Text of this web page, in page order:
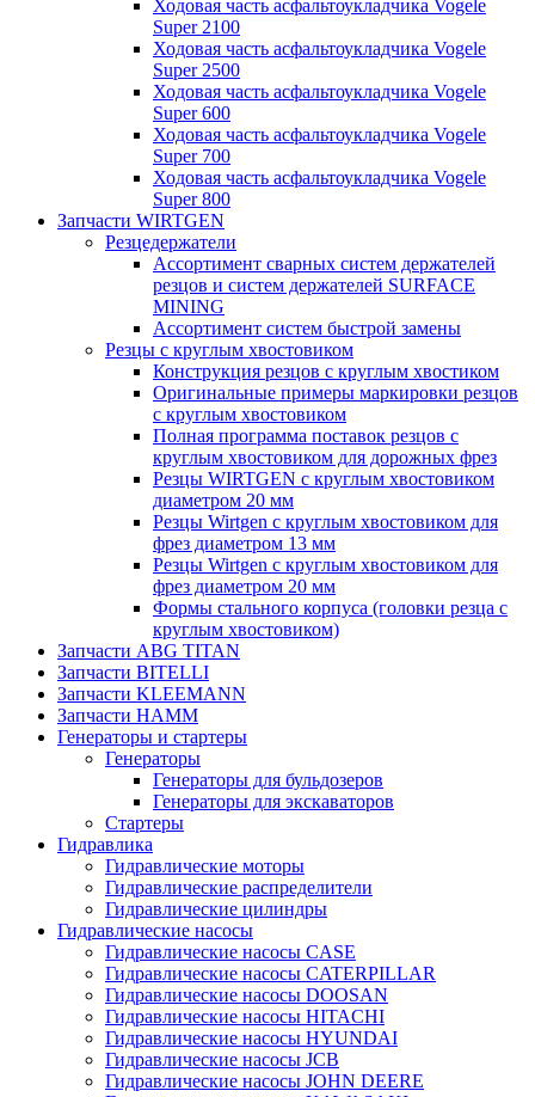
Ходовая часть асфальтоукладчика Vogele
Super 2100
Ходовая часть асфальтоукладчика Vogele
Super 2500
Ходовая часть асфальтоукладчика Vogele
Super 600
Ходовая часть асфальтоукладчика Vogele
Super 700
Ходовая часть асфальтоукладчика Vogele
Super 800
Запчасти WIRTGEN
Резцедержатели
Ассортимент сварных систем держателей
резцов и систем держателей SURFACE
MINING
Ассортимент систем быстрой замены
Резцы с круглым хвостовиком
Конструкция резцов с круглым хвостиком
Оригинальные примеры маркировки резцов
с круглым хвостовиком
Полная программа поставок резцов с
круглым хвостовиком для дорожных фрез
Резцы WIRTGEN с круглым хвостовиком
диаметром 20 мм
Резцы Wirtgen с круглым хвостовиком для
фрез диаметром 13 мм
Резцы Wirtgen с круглым хвостовиком для
фрез диаметром 20 мм
Формы стального корпуса (головки резца с
круглым хвостовиком)
Запчасти ABG TITAN
Запчасти BITELLI
Запчасти KLEEMANN
Запчасти HAMM
Генераторы и стартеры
Генераторы
Генераторы для бульдозеров
Генераторы для экскаваторов
Стартеры
Гидравлика
Гидравлические моторы
Гидравлические распределители
Гидравлические цилиндры
Гидравлические насосы
Гидравлические насосы CASE
Гидравлические насосы CATERPILLAR
Гидравлические насосы DOOSAN
Гидравлические насосы HITACHI
Гидравлические насосы HYUNDAI
Гидравлические насосы JCB
Гидравлические насосы JOHN DEERE